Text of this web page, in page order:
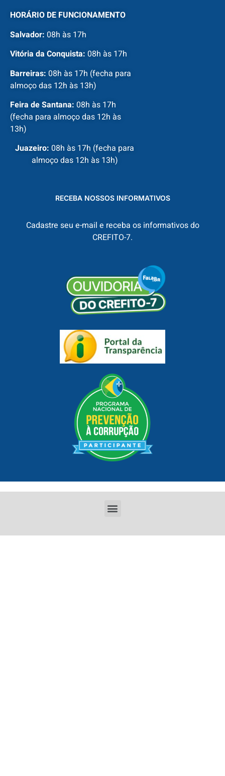
HORÁRIO DE FUNCIONAMENTO
Salvador: 08h às 17h
Vitória da Conquista: 08h às 17h
Barreiras: 08h às 17h (fecha para
almoço das 12h às 13h)
Feira de Santana: 08h às 17h
(fecha para almoço das 12h às
13h)
Juazeiro: 08h às 17h (fecha para
almoço das 12h às 13h)
RECEBA NOSSOS INFORMATIVOS
Cadastre seu e-mail e receba os informativos do
CREFITO-7.